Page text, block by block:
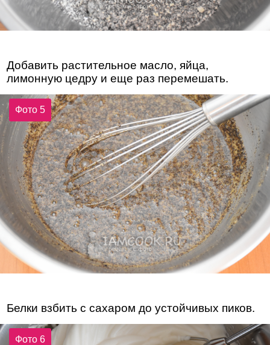
Добавить растительное масло, яйца,
лимонную цедру и еще раз перемешать.
Фото 5
Белки взбить с сахаром до устойчивых пиков.
Фото 6